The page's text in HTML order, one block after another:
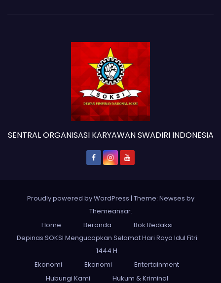
SENTRAL ORGANISASI KARYAWAN SWADIRI INDONESIA
Proudly powered by WordPress | Theme: Newses by
Themeansar.
Home
Beranda
Bok Redaksi
Depinas SOKSI Mengucapkan Selamat Hari Raya Idul Fitri
1444 H
Ekonomi
Ekonomi
Entertainment
Hubungi Kami
Hukum & Kriminal